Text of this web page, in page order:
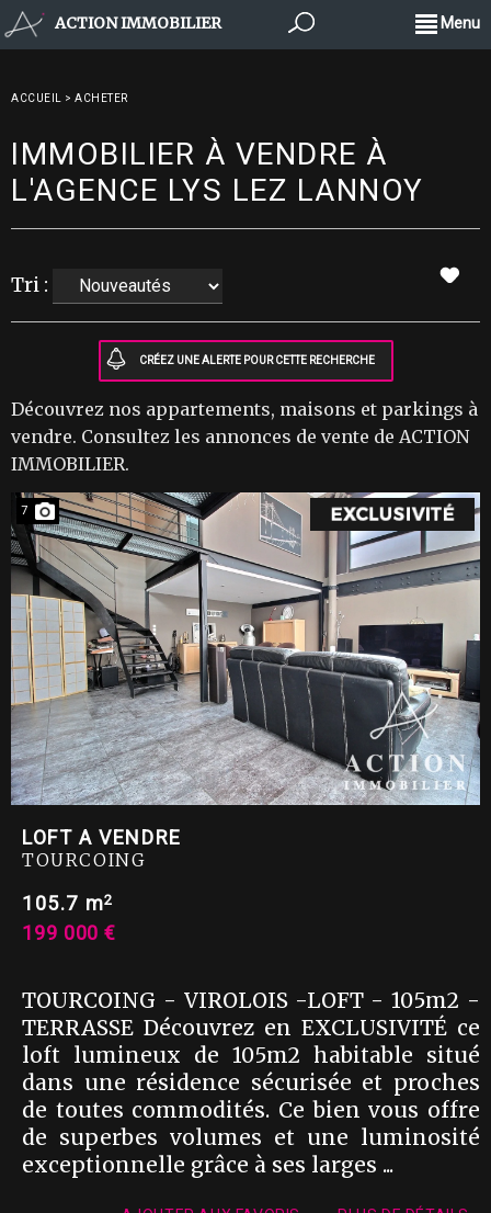
ACTION IMMOBILIER Menu
ACCUEIL > ACHETER
IMMOBILIER À VENDRE À
L'AGENCE LYS LEZ LANNOY
Tri :
Découvrez nos appartements, maisons et parkings à
vendre. Consultez les annonces de vente de ACTION
IMMOBILIER.
7
LOFT A VENDRE
TOURCOING
105.7 m2
199 000 €
TOURCOING - VIROLOIS -LOFT - 105m2 -
TERRASSE Découvrez en EXCLUSIVITÉ ce
loft lumineux de 105m2 habitable situé
dans une résidence sécurisée et proches
de toutes commodités. Ce bien vous offre
de superbes volumes et une luminosité
exceptionnelle grâce à ses larges ...